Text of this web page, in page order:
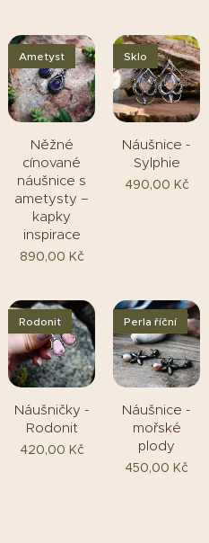
Něžné
cínované
náušnice s
ametysty –
kapky
inspirace
Ametyst
890,00 Kč
Náušnice -
Sylphie
Sklo
490,00 Kč
Náušničky -
Rodonit
Rodonit
420,00 Kč
Náušnice -
mořské
plody
Perla říční
450,00 Kč